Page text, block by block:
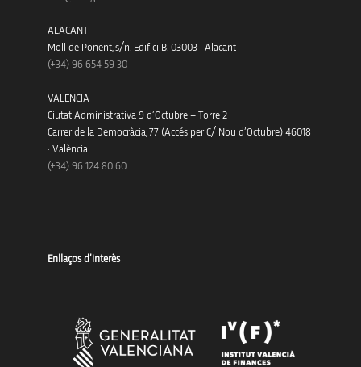
ALACANT
Moll de Ponent, s/n. Edifici B. 03003 · Alacant
(+34) 96 654 59 30
VALENCIA
Ciutat Administrativa 9 d’Octubre – Torre 2
Carrer de la Democràcia, 77 (Accés per C/ Nou d’Octubre) 46018
· València
(+34) 96 124 80 60
Enllaços d’interès